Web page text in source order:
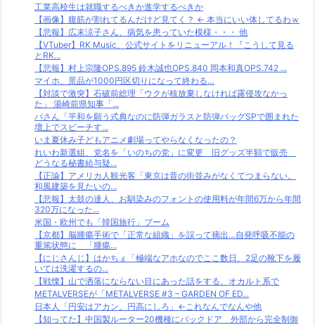
工業高校生は就職するべきか進学するべきか
【画像】腹筋が割れてるんだけど見てく？ ← 本当にいい体してるわｗ
【悲報】広末涼子さん、病気を患っていた模様・・・ 他
【VTuber】RK Music、公式サイトをリニューアル！『こうして見る
とRK...
【悲報】村上宗隆OPS.895 鈴木誠也OPS.840 岡本和真OPS.742 ...
マイホ、景品が1000円区切りになって終わる…
【対談で激突】石破前総理「ウクが核放棄しなければ露侵攻なかっ
た」 湯崎前県知事「...
パさん「平和を願う式典なのに防弾ガラスと防弾バッグSPで囲まれた
壇上でスピーチす...
いま夏休み子どもアニメ劇場ってやらなくなったの？
れいわ新選組、党名を「いのちの党」に変更 旧グッズ半額で販売
どうなる秘書給与疑...
【正論】アメリカ人観光客「東京は昔の街並みがなくてつまらない。
和風建築を見たいの...
【悲報】太鼓の達人、お馴染みのフォントの使用料が年間6万から年間
320万になった...
米国・欧州でも「韓国旅行」ブーム
【京都】脳腫瘍手術で「正常な組織」を誤って摘出…自発呼吸不能の
重篤状態に 「腫瘍...
【にじさんじ】はかちぇ「極端なアホなのでここ数日、2足の靴下を履
いては洗濯するの...
【戦慄】山で洒落にならない目にあった話をする、オカルト系で
METALVERSEが「METALVERSE #3 – GARDEN OF ED...
日本人「円安はアカン。円高にしろ」←これなんでなんや他
【知ってた】中国製ルーター20機種にバックドア 外部から完全制御